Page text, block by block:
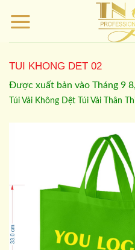
qua
TUI KHONG DET 02
Được xuất bản vào Tháng 9
Túi Vải Không Dệt Túi Vải Thân